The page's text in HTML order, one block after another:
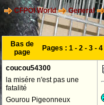
CFPOI World General
Bas de
page
Pages : 1 - 2 - 3 - 4
coucou54300
la misére n'est pas une
fatalité
Gourou Pigeonneux